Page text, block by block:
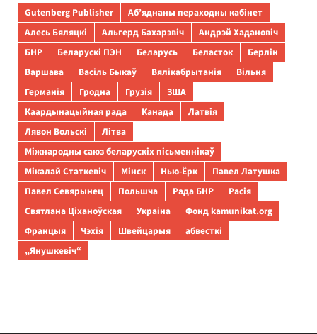
Gutenberg Publisher
Аб’яднаны пераходны кабінет
Алесь Бяляцкі
Альгерд Бахарэвіч
Андрэй Хадановіч
БНР
Беларускі ПЭН Беларусь Беласток
Берлін
Варшава
Васіль Быкаў Вялікабрытанія
Вільня
Германія
Гродна Грузія
ЗША
Каардынацыйная рада
Канада
Латвія
Лявон Вольскі
Літва
Міжнародны саюз беларускіх пісьменнікаў
Мікалай Статкевіч
Мінск Нью-Ёрк
Павел Латушка
Павел Севярынец
Польшча Рада БНР
Расія
Святлана Ціханоўская
Украіна
Фонд kamunikat.org
Францыя
Чэхія Швейцарыя
абвесткі
„Янушкевіч“